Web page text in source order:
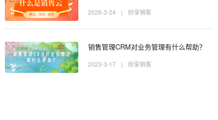
2026-3-24 | 纷享销客
销售管理CRM对业务管理有什么帮助？
2023-3-17 | 纷享销客